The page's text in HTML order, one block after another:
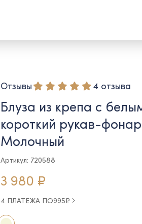
Отзывы 4 отзыва
Блуза из крепа с
короткий рукав-
Молочный
Артикул: 720588
3 980 ₽
4 ПЛАТЕЖА ПО995₽